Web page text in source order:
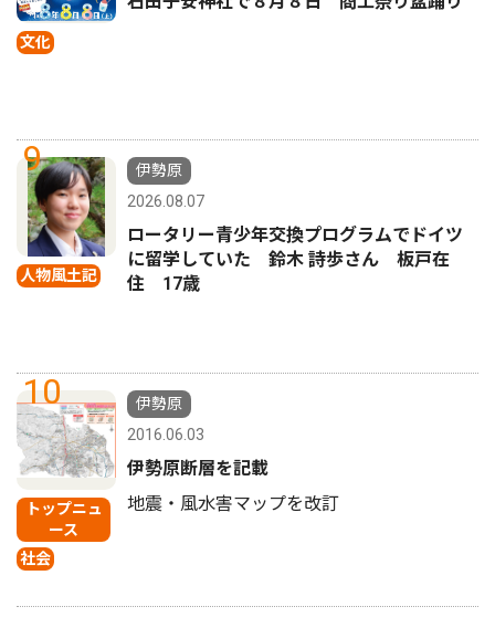
文化
9
人物風土記
伊勢原
2026.08.07
ロータリー青少年交換プログラムでドイツ
に留学していた 鈴木 詩歩さん 板戸在
住 17歳
10
トップニュ
ース
社会
伊勢原
2016.06.03
伊勢原断層を記載
地震・風水害マップを改訂